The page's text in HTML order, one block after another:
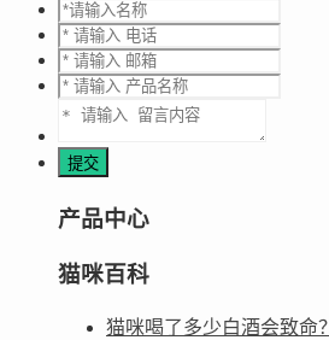
产品中心
猫咪百科
猫咪喝了多少白酒会致命？